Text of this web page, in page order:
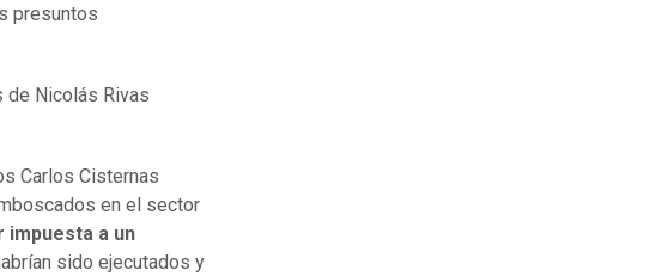
presuntos
de Nicolás Rivas
Carlos Cisternas
en el sector
impuesta a un
sido ejecutados y